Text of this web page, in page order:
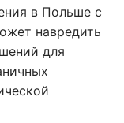
в Польше с
навредить
для